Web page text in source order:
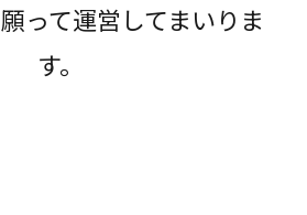
って運営してまいりま
す。